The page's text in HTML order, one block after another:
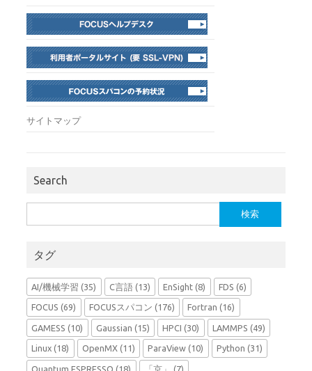
サイトマップ
Search
索:
タグ
AI/機械学習 (35) C言語(13) EnSight (8) FDS (6)
FOCUS (69) FOCUSスパコン (176) Fortran (16)
GAMESS (10) Gaussian (15) HPCI (30) LAMMPS (49)
Linux (18) OpenMX(11) ParaView (10) Python (31)
Quantum ESPRESSO (18) 「京」 (7)